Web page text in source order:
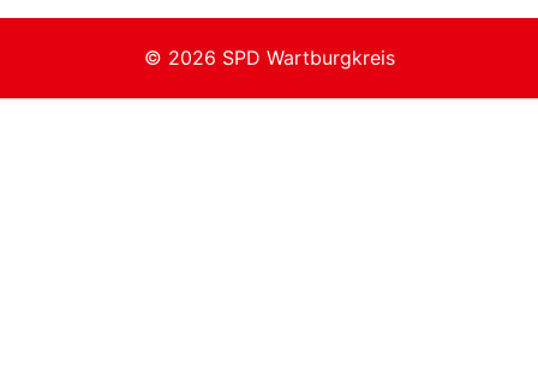
© 2026 SPD Wartburgkreis